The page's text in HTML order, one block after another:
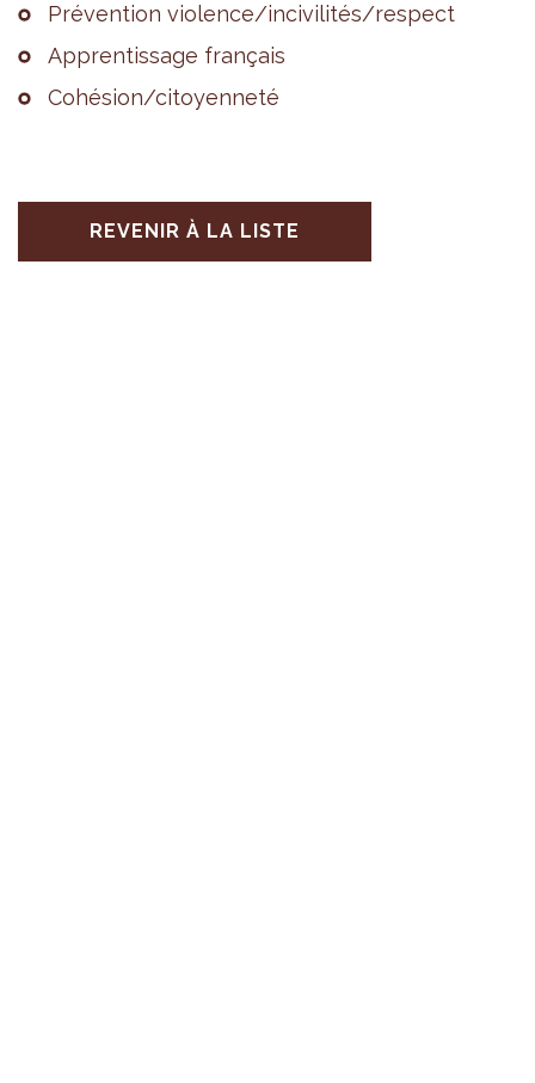
Pré­ven­tion vio­lence/inci­vi­li­tés/res­pect
Appren­tis­sage fran­çais
Cohé­sion/citoyen­neté
REVENIR À LA LISTE